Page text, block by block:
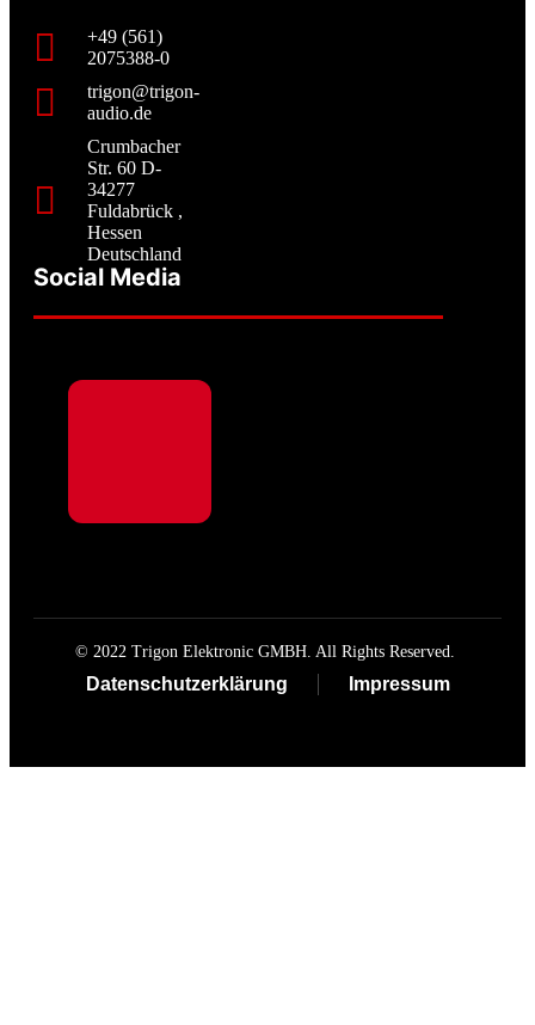
+49 (561)
2075388-0
trigon@trigon-
audio.de
Crumbacher
Str. 60 D-
34277
Fuldabrück ,
Hessen
Deutschland
Social Media
© 2022 Trigon Elektronic GMBH. All Rights Reserved.
Datenschutzerklärung Impressum